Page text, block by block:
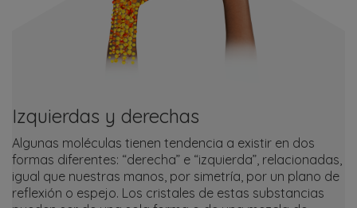
Izquierdas y derechas
Algunas moléculas tienen tendencia a existir en dos
formas diferentes: “derecha” e “izquierda”, relacionadas,
igual que nuestras manos, por simetría, por un plano de
reflexión o espejo. Los cristales de estas substancias